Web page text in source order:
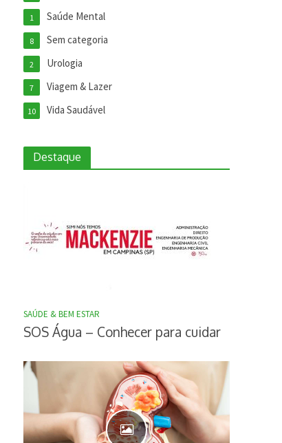
Saúde Mental
1
Sem categoria
8
Urologia
2
Viagem & Lazer
7
Vida Saudável
10
Destaque
SAÚDE & BEM ESTAR
SOS Água – Conhecer para cuidar